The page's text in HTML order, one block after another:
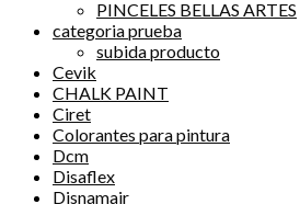
PINCELES BELLAS ARTES
categoria prueba
subida producto
Cevik
CHALK PAINT
Ciret
Colorantes para pintura
Dcm
Disaflex
Disnamair